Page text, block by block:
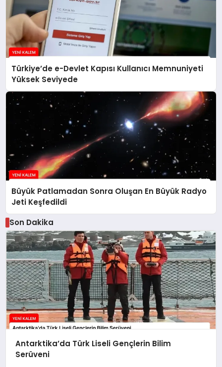
Türkiye’de e-Devlet Kapısı Kullanıcı Memnuniyeti
Yüksek Seviyede
Büyük Patlamadan Sonra Oluşan En Büyük Radyo
Jeti Keşfedildi
Son Dakika
Antarktika’da Türk Liseli Gençlerin Bilim
Serüveni